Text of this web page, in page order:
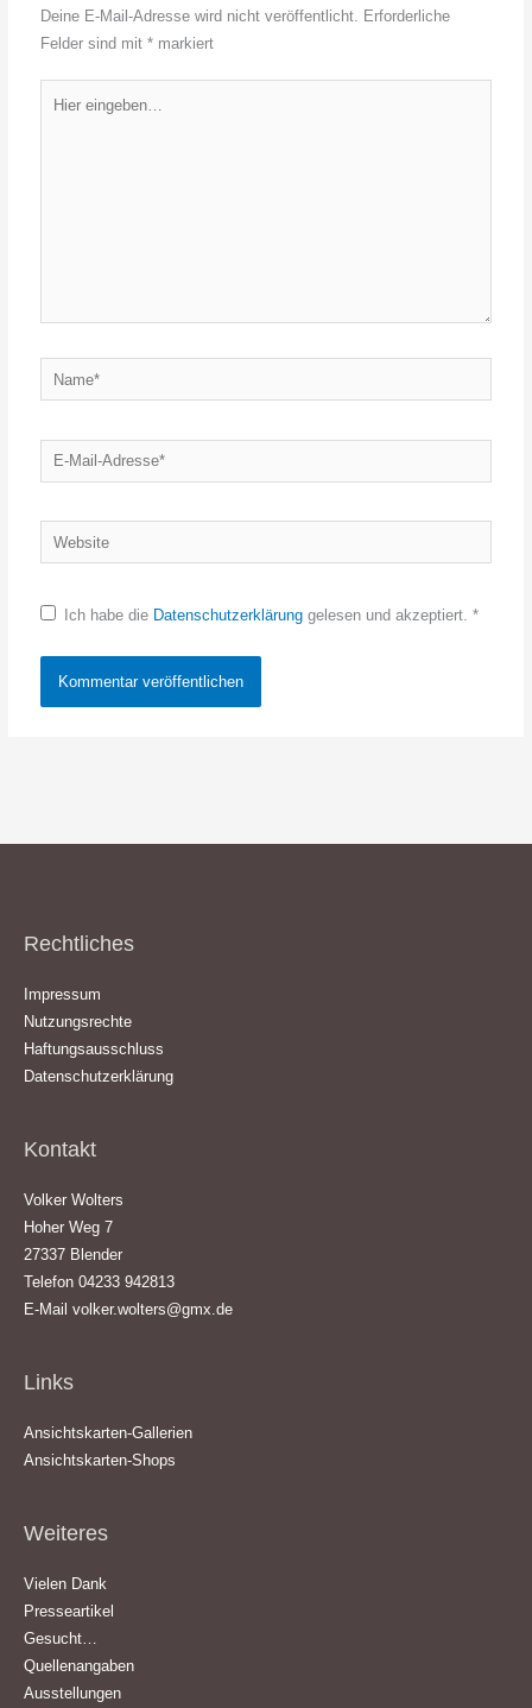
Deine E-Mail-Adresse wird nicht veröffentlicht. Erforderliche
Felder sind mit* markiert
eingeben…
Name*
E-
Mail-
Website
Ich habe die Datenschutzerklärunggelesen und akzeptiert. *
Rechtliches
Impressum
Nutzungsrechte
Haftungsausschluss
Datenschutzerklärung
Kontakt
Volker Wolters
Hoher Weg 7
27337 Blender
Telefon 04233 942813
E-Mail volker.wolters@gmx.de
Links
Ansichtskarten-Gallerien
Ansichtskarten-Shops
Weiteres
Vielen Dank
Presseartikel
Gesucht…
Quellenangaben
Ausstellungen